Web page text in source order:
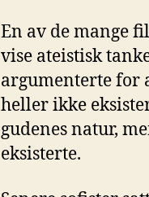
En av de mange
vise ateistisk
argumenterte for
heller ikke
gudenes natur,
eksisterte.